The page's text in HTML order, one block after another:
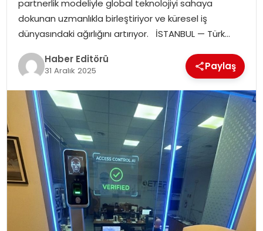
YAŞAM
partnerlik modeliyle global teknolojiyi sahaya
dokunan uzmanlıkla birleştiriyor ve küresel iş
dünyasındaki ağırlığını artırıyor. İSTANBUL — Türk…
Haber Editörü
31 Aralık 2025 Paylaş